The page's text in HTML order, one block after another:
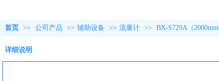
首页 >> 公司产品 >> 辅助设备 >> 流量计 >> BX-S729A（
详细说明